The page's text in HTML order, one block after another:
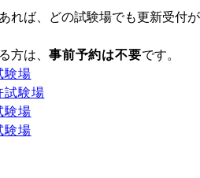
れば、どの試験場でも更新受付が
方は、 事前予約は不要です。
験場
試験場
験場
験場